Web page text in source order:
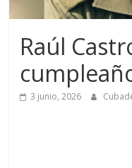
Raúl
3 junio, 2026